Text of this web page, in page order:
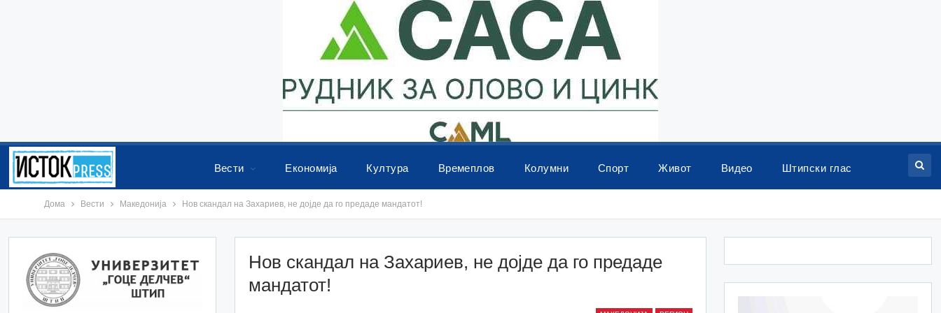
Вести Економија Култура Времеплов Колумни Спорт Живот Видео Штипски глас
Дома Вести Македонија Нов скандал на Захариев, не дојде да го предаде мандатот!
Нов скандал на Захариев, не дојде да го предаде
мандатот!